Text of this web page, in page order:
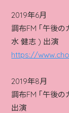
2019年6月
調布FM ｢午後
水 健志 ) 出演
https://
2019年8月
調布FM ｢午後
出演